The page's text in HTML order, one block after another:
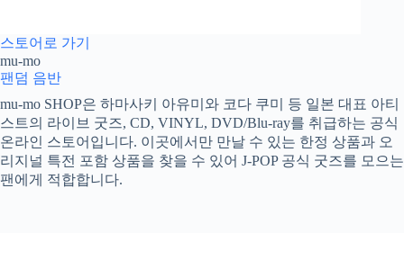
스토어로 가기
mu-mo
팬덤 음반
mu-mo SHOP은 하마사키 아유미와 코다 쿠미 등 일본 대표 아티
스트의 라이브 굿즈, CD, VINYL, DVD/Blu-ray를 취급하는 공식
온라인 스토어입니다. 이곳에서만 만날 수 있는 한정 상품과 오
리지널 특전 포함 상품을 찾을 수 있어 J-POP 공식 굿즈를 모으는
팬에게 적합합니다.